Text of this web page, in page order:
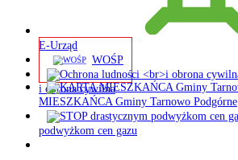
E-Urząd
WOŚP
i obrona cywilna
MIESZKAŃCA Gminy Tarnowo Podgórne
podwyżkom cen gazu